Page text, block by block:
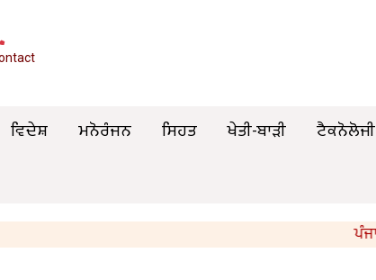
ਵਿਦੇਸ਼ ਮਨੋਰੰਜਨ ਸਿਹਤ ਖੇਤੀ-ਬਾੜੀ ਟੈਕਨੋਲੋਜੀ
ਪੰਜਾਬ